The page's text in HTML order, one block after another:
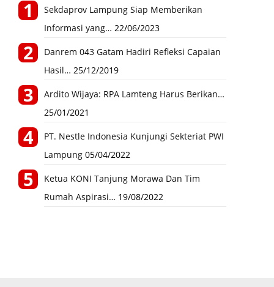
Sekdaprov Lampung Siap Memberikan
Informasi yang… 22/06/2023
Danrem 043 Gatam Hadiri Refleksi Capaian
Hasil… 25/12/2019
Ardito Wijaya: RPA Lamteng Harus Berikan…
25/01/2021
PT. Nestle Indonesia Kunjungi Sekteriat PWI
Lampung 05/04/2022
Ketua KONI Tanjung Morawa Dan Tim
Rumah Aspirasi… 19/08/2022